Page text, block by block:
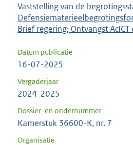
Vaststelling van de
Brief regering; Ontvangst
Datum publicatie
16-07-2025
Vergaderjaar
2024-2025
Dossier- en ondernummer
Kamerstuk 36600-K, nr. 7
Organisatie